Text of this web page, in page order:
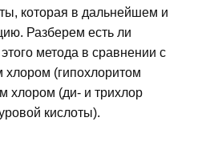
которая в дальнейшем и
Разберем есть ли
метода в сравнении с
(гипохлоритом
хлором (ди- и трихлор
кислоты).